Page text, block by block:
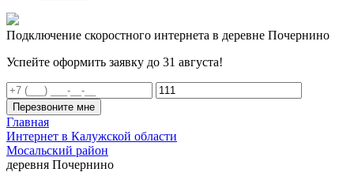
Подключение скоростного интернета в деревне Почернино
Успейте оформить заявку до 31 августа!
Перезвоните мне
Главная
Интернет в Калужской области
Мосальский район
деревня Почернино